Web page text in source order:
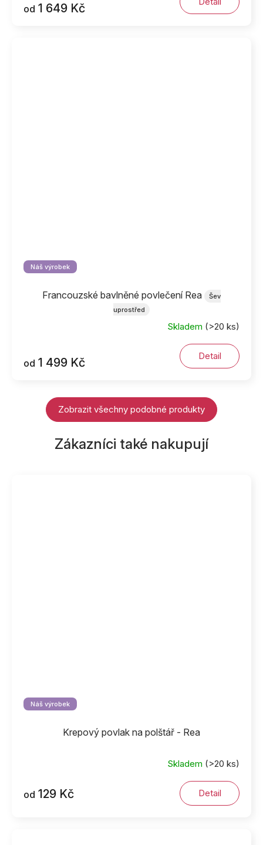
od 1 649 Kč
Náš výrobek
Francouzské bavlněné povlečení Rea
Šev
uprostřed
Skladem (>20 ks)
od 1 499 Kč Detail
Zobrazit všechny podobné produkty
Zákazníci také nakupují
Náš výrobek
Krepový povlak na polštář - Rea
Skladem (>20 ks)
od 129 Kč Detail